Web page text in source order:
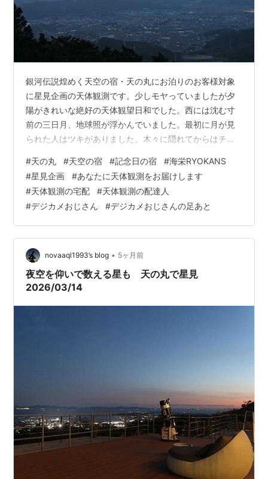
銀河伝説煌めく天空の宿・天の丸にお泊りのお客様対象
に星見企画の天体観測です。少しモヤっていましたが夕
陽がきれいな絶好の天体観望日和でした。西には沈む寸
前の三日月、地球照が浮かんでいました。最初に月が見
られた人はツキがありました。木々に隠れてからはチキ
に傾き、オリオンも威厳がなくなり、冬のそなたはオリ
オンか？と聞きたくなるほどです。冬の星座と言えば、
「・・・ほのぼの明かりて流るる銀河 オリオン舞い立ち
すばるはさざめく 無窮をゆびさす北斗の針と きらめき揺
れつつ星座はめぐる」なんて文部省唱歌がありましたが
もう忘れかけています。望遠鏡では、木星、すば…
#天の丸 #天空の宿 #記念日の宿 #海栄RYOKANS
#星見企画 #あなたに天体観測をお届けします
#天体観測の宅配 #天体観測の配達人
#デジカメおじさん #デジカメおじさんの足あと
novaaql1993’s blog • 5ヶ月前
夜空を仰いで数える星も 天の丸で星見
2026/03/14